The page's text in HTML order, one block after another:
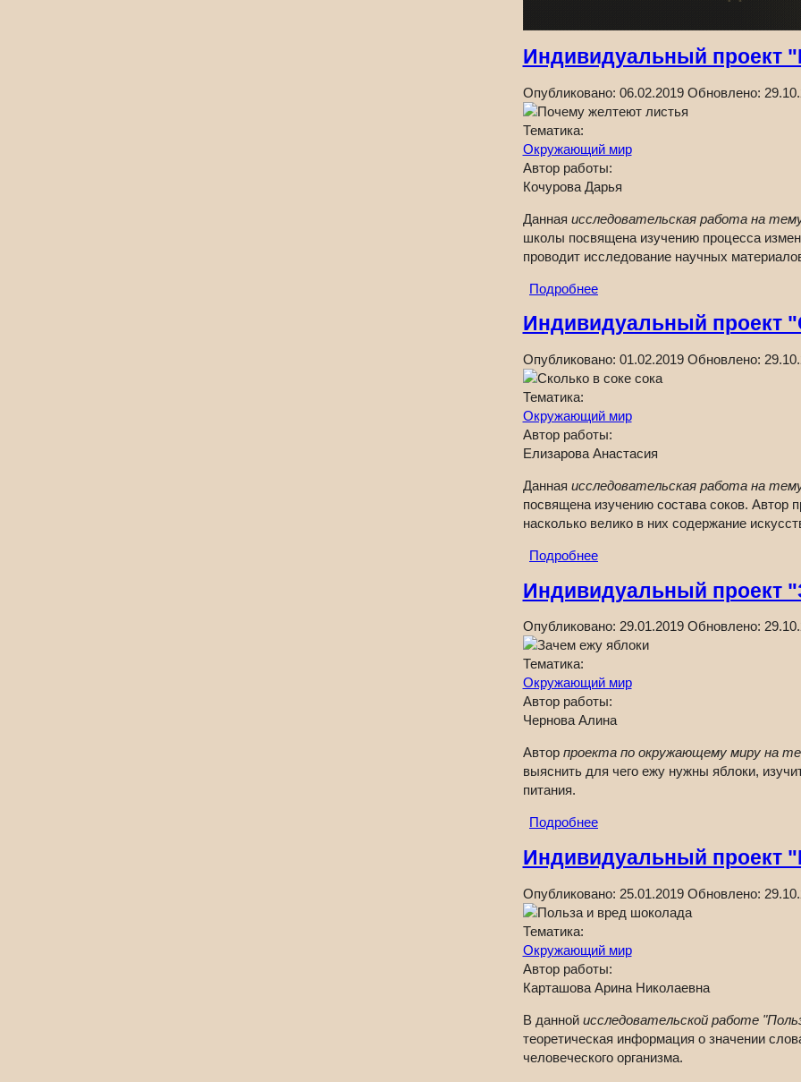
Индивидуальный проект
Опубликовано: 06.02.2019 Обновлено:
Тематика:
Окружающий мир
Автор работы:
Кочурова Дарья
Данная исследовательская работа на
школы посвящена изучению процесса
проводит исследование научных
Подробнее
Индивидуальный проект
Опубликовано: 01.02.2019 Обновлено:
Тематика:
Окружающий мир
Автор работы:
Елизарова Анастасия
Данная исследовательская работа на
посвящена изучению состава соков. Автор
насколько велико в них содержание
Подробнее
Индивидуальный проект
Опубликовано: 29.01.2019 Обновлено:
Тематика:
Окружающий мир
Автор работы:
Чернова Алина
Автор проекта по окружающему миру на
выяснить для чего ежу нужны яблоки,
питания.
Подробнее
Индивидуальный проект
Опубликовано: 25.01.2019 Обновлено:
Тематика:
Окружающий мир
Автор работы:
Карташова Арина Николаевна
В данной исследовательской работе
теоретическая информация о значении
человеческого организма.